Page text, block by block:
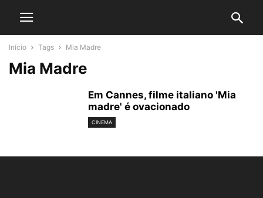
Início Tags Mia Madre
Mia Madre
Em Cannes, filme italiano 'Mia
madre' é ovacionado
CINEMA